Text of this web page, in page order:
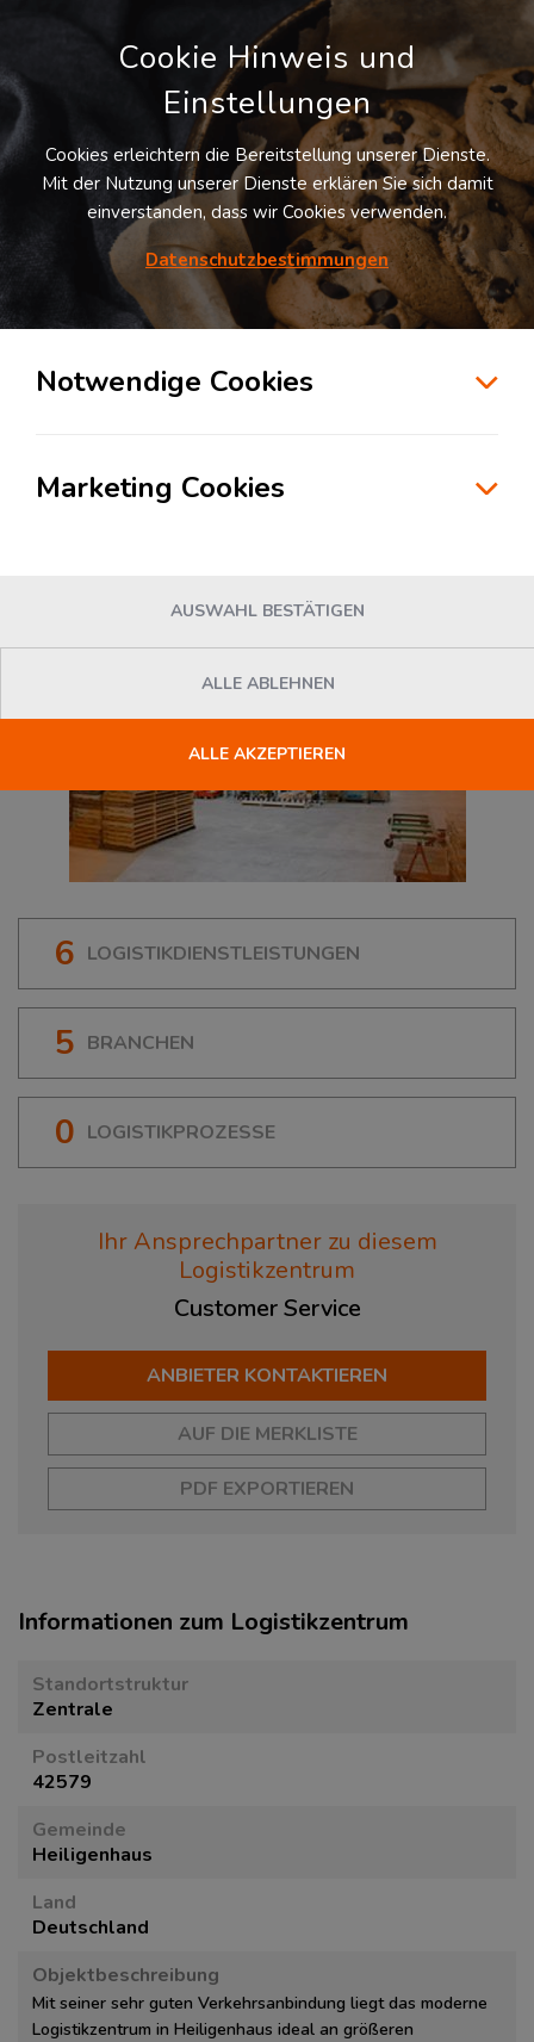
Möchten Sie diesen Suchauftrag
speichern und automatisch über neue
Standorte informiert werden?
der Branche Automotive in Heiligenhaus
6 LOGISTIKDIENSTLEISTUNGEN
5 BRANCHEN
0 LOGISTIKPROZESSE
Ihr Ansprechpartner zu diesem
Logistikzentrum
Customer Service
ANBIETER KONTAKTIEREN
AUF DIE MERKLISTE
PDF EXPORTIEREN
Informationen zum Logistikzentrum
Standortstruktur
Zentrale
Postleitzahl
42579
Gemeinde
Heiligenhaus
Land
Deutschland
Objektbeschreibung
Mit seiner sehr guten Verkehrsanbindung liegt das moderne
Logistikzentrum in Heiligenhaus ideal an größeren
Cookie Hinweis und
Einstellungen
Cookies erleichtern die Bereitstellung unserer Dienste.
Mit der Nutzung unserer Dienste erklären Sie sich damit
einverstanden, dass wir Cookies verwenden.
Datenschutzbestimmungen
Notwendige Cookies
Marketing Cookies
AUSWAHL BESTÄTIGEN
ALLE ABLEHNEN
ALLE AKZEPTIEREN